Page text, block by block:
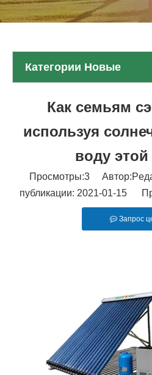
Категории Новые
Как семьям
используя
воду
Просмотры:3
публикации: 2021-01-15
Запрос